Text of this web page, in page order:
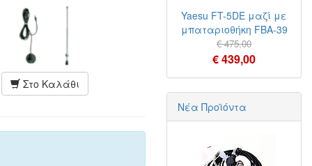
Στο Καλάθι
Yaesu FT-5DE μαζί με
μπαταριοθήκη FBA-39
€ 475,00
€ 439,00
Νέα Προϊόντα